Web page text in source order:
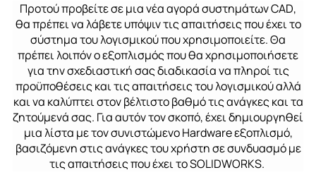
Προτού προβείτε σε μια νέα αγορά συστημάτωνCAD,
θα πρέπει να λάβετε υπόψιν τις απαιτήσεις που έχει το
σύστημα του λογισμικού που χρησιμοποιείτε. Θα
πρέπει λοιπόν ο εξοπλισμός που θα χρησιμοποιήσετε
για την σχεδιαστική σας διαδικασία να πληροί τις
προϋποθέσεις και τις απαιτήσεις του λογισμικού αλλά
και να καλύπτει στον βέλτιστο βαθμό τις ανάγκες και τα
ζητούμενά σας. Για αυτόν τον σκοπό, έχει δημιουργηθεί
μια λίστα με τονσυνιστώμενο Hardwareεξοπλισμό,
βασιζόμενη στις ανάγκες του χρήστη σε συνδυασμό με
τις απαιτήσεις που έχει το SOLIDWORKS.